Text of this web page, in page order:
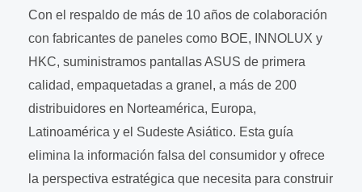
Con el respaldo de más de 10 años de colaboración
con fabricantes de paneles como BOE, INNOLUX y
HKC, suministramos pantallas ASUS de primera
calidad, empaquetadas a granel, a más de 200
distribuidores en Norteamérica, Europa,
Latinoamérica y el Sudeste Asiático. Esta guía
elimina la información falsa del consumidor y ofrece
la perspectiva estratégica que necesita para construir